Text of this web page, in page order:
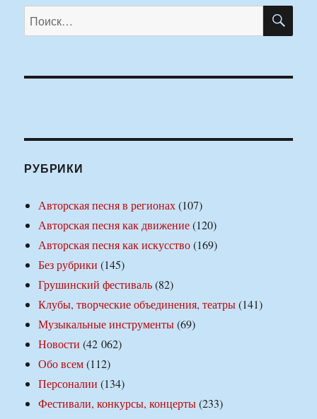
Искать:
РУБРИКИ
Авторская песня в регионах(107)
Авторская песня как движение(120)
Авторская песня как искусство(169)
Без рубрики (145)
Грушинский фестиваль(82)
Клубы, творческие объединения, театры(141)
Музыкальные инструменты(69)
Новости (42 062)
Обо всем(112)
Персоналии (134)
Фестивали, конкурсы, концерты(233)